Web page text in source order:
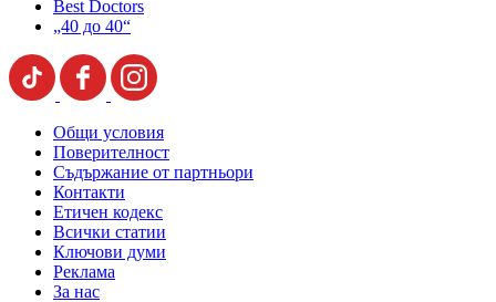
Best Doctors
„40 до 40“
Общи условия
Поверителност
Съдържание от партньори
Контакти
Етичен кодекс
Всички статии
Ключови думи
Реклама
За нас